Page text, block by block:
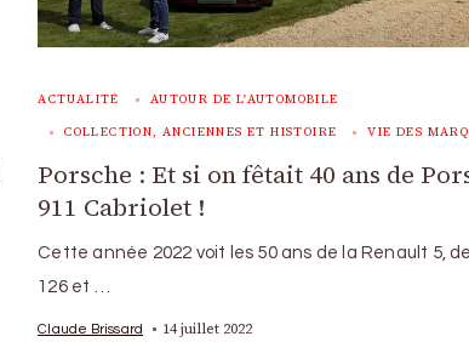
ACTUALITÉ AUTOUR DE L'AUTOMOBILE
COLLECTION, ANCIENNES ET HISTOIRE VIE DES
Porsche : Et si on fêtait 40 ans de
911 Cabriolet !
Cette année 2022 voit les 50 ans de la Renault 5,
126 et …
Claude Brissard 14 juillet 2022